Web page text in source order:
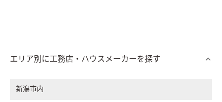
エリア別に工務店・ハウスメーカーを探す
新潟市内